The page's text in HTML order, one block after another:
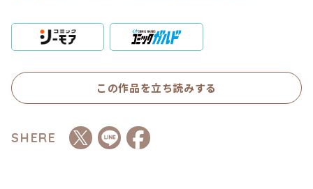
この作品を立ち読みする
SHERE